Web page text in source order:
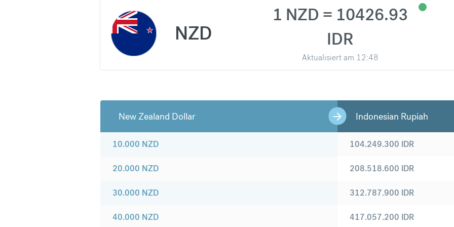
NZD
1 NZD = 10426.93
IDR
Aktualisiert am 12:48
New Zealand Dollar Indonesian Rupiah
10.000 NZD
20.000 NZD
30.000 NZD
40.000 NZD
104.249.300 IDR
208.518.600 IDR
312.787.900 IDR
417.057.200 IDR